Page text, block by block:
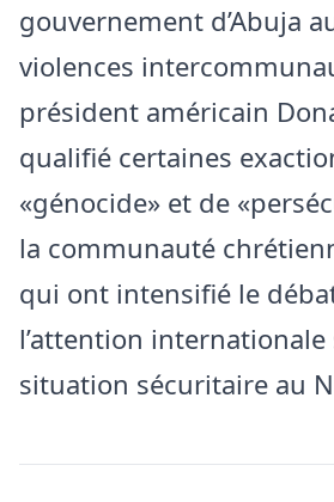
gouvernement d’Abuja
violences
président américain
qualifié certaines
«génocide» et de
la communauté
qui ont intensifié le
l’attention internationale
situation sécuritaire au